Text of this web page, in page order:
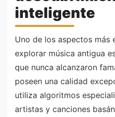
inteligente
Uno de los aspectos más
explorar música antigua
que nunca alcanzaron
poseen una calidad
utiliza algoritmos
artistas y canciones